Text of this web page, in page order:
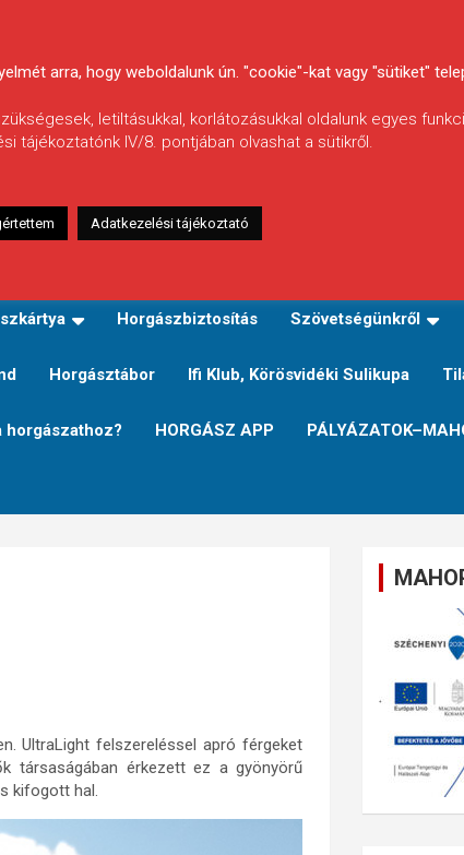
Horgászbiztosítás Szövetségünkről
Horgásztábor Ifi Klub, Körösvidéki Sulikupa
horgászathoz? HORGÁSZ APP
UltraLight felszereléssel apró férgeket
társaságában érkezett ez a gyönyörű
kifogott hal.
arra, hogy weboldalunk ún. "cookie"-kat vagy "sütiket"
letiltásukkal, korlátozásukkal oldalunk egyes
tájékoztatónk IV/8. pontjában olvashat a sütikről.
Adatkezelési tájékoztató